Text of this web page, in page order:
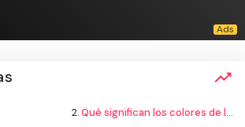
2.Qué significan los colores de la bandera